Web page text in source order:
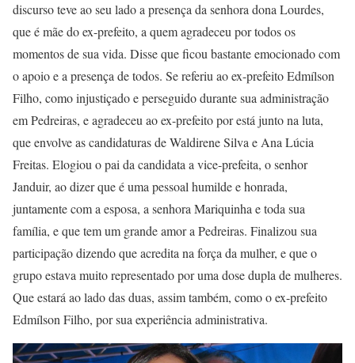
discurso teve ao seu lado a presença da senhora dona Lourdes,
que é mãe do ex-prefeito, a quem agradeceu por todos os
momentos de sua vida. Disse que ficou bastante emocionado com
o apoio e a presença de todos. Se referiu ao ex-prefeito Edmílson
Filho, como injustiçado e perseguido durante sua administração
em Pedreiras, e agradeceu ao ex-prefeito por está junto na luta,
que envolve as candidaturas de Waldirene Silva e Ana Lúcia
Freitas. Elogiou o pai da candidata a vice-prefeita, o senhor
Janduir, ao dizer que é uma pessoal humilde e honrada,
juntamente com a esposa, a senhora Mariquinha e toda sua
família, e que tem um grande amor a Pedreiras. Finalizou sua
participação dizendo que acredita na força da mulher, e que o
grupo estava muito representado por uma dose dupla de mulheres.
Que estará ao lado das duas, assim também, como o ex-prefeito
Edmílson Filho, por sua experiência administrativa.